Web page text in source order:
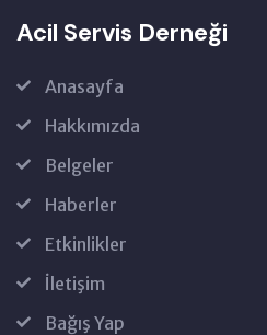
Acil Servis Derneği
Anasayfa
Hakkımızda
Belgeler
Haberler
Etkinlikler
İletişim
Bağış Yap